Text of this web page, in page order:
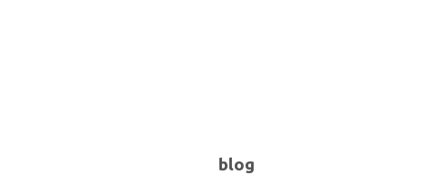
blog